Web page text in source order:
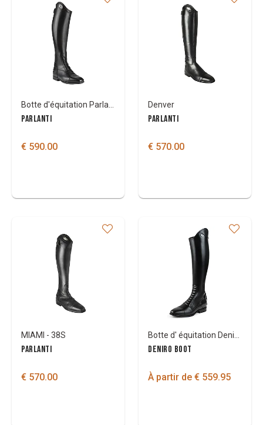
PARLANTI
€ 590.00
Denver
PARLANTI
€ 570.00
MIAMI - 38S
PARLANTI
€ 570.00
DENIRO BOOT
À partir de € 559.95